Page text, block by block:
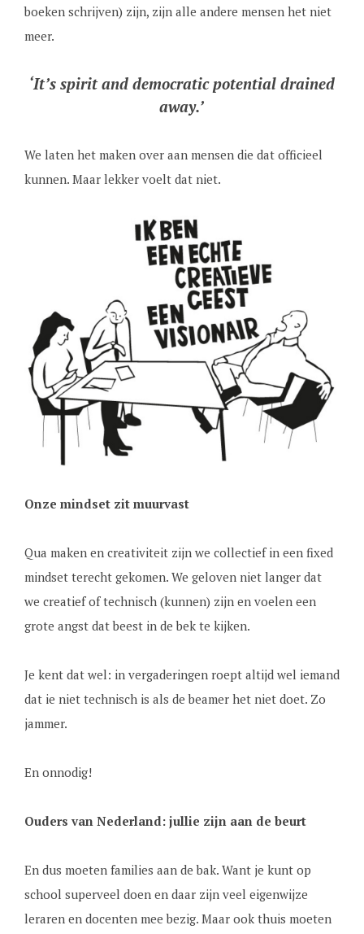
boeken schrijven) zijn, zijn alle andere mensen het niet
meer.
‘It’s spirit and democratic potential drained
away.’
We laten het maken over aan mensen die dat officieel
kunnen. Maar lekker voelt dat niet.
Onze mindset zit muurvast
Qua maken en creativiteit zijn we collectief in een fixed
mindset terecht gekomen. We geloven niet langer dat
we creatief of technisch (kunnen) zijn en voelen een
grote angst dat beest in de bek te kijken.
Je kent dat wel: in vergaderingen roept altijd wel iemand
dat ie niet technisch is als de beamer het niet doet. Zo
jammer.
En onnodig!
Ouders van Nederland: jullie zijn aan de beurt
En dus moeten families aan de bak. Want je kunt op
school superveel doen en daar zijn veel eigenwijze
leraren en docenten mee bezig. Maar ook thuis moeten